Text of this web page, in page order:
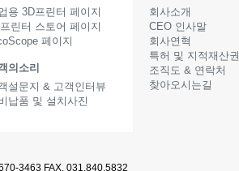
용 3D프린터 페이지
린터 스토어 페이지
페이지
의소리
설문지 & 고객인터뷰
납품 및 설치사진
회사소개
CEO 인사말
회사연혁
특허 및 지적재산권
조직도 & 연락처
찾아오시는길
3463 FAX. 031.840.5832